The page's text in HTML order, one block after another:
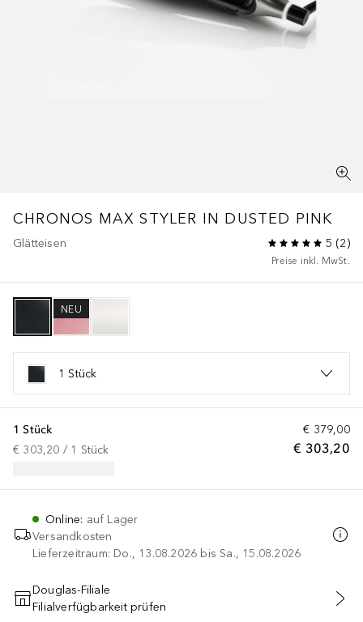
CHRONOS MAX STYLER IN DUSTED PINK
Glätteisen 5 (2)
Preise inkl. MwSt.
NEU
1 Stück
€ 379,00
€ 303,20
1 Stück
€ 303,20 / 1 Stück
Online: auf Lager
Versandkosten
Lieferzeitraum: Do., 13.08.2026 bis Sa., 15.08.2026
IN DEN WARENKORB
Douglas-Filiale
Filialverfügbarkeit prüfen